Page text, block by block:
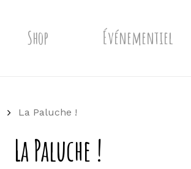
Shop Événementiel
La Paluche !
La Paluche !